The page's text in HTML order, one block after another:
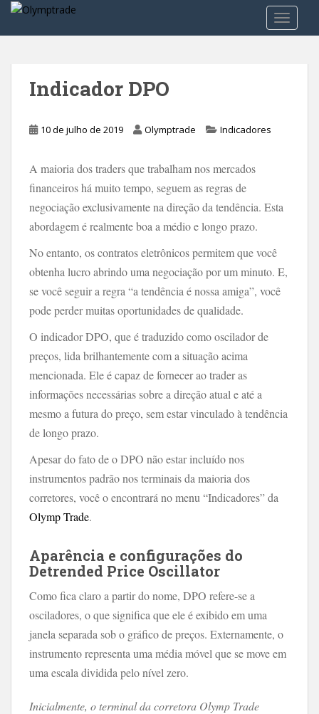
i
Indicador DPO
10 de julho de 2019 Olymptrade Indicadores
A maioria dos traders que trabalham nos mercados
financeiros há muito tempo, seguem as regras de
negociação exclusivamente na direção da tendência. Esta
abordagem é realmente boa a médio e longo prazo.
No entanto, os contratos eletrônicos permitem que você
obtenha lucro abrindo uma negociação por um minuto. E,
se você seguir a regra “a tendência é nossa amiga”, você
pode perder muitas oportunidades de qualidade.
O indicador DPO, que é traduzido como oscilador de
preços, lida brilhantemente com a situação acima
mencionada. Ele é capaz de fornecer ao trader as
informações necessárias sobre a direção atual e até a
mesmo a futura do preço, sem estar vinculado à tendência
de longo prazo.
Apesar do fato de o DPO não estar incluído nos
instrumentos padrão nos terminais da maioria dos
corretores, você o encontrará no menu “Indicadores” da
Olymp Trade.
Aparência e configurações do
Detrended Price Oscillator
Como fica claro a partir do nome, DPO refere-se a
osciladores, o que significa que ele é exibido em uma
janela separada sob o gráfico de preços. Externamente, o
instrumento representa uma média móvel que se move em
uma escala dividida pelo nível zero.
Inicialmente, o terminal da corretora Olymp Trade